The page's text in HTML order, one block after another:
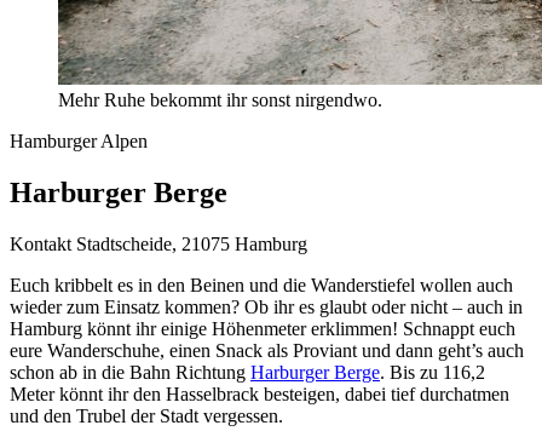
Mehr Ruhe bekommt ihr sonst nirgendwo.
Hamburger Alpen
Harburger Berge
Kontakt Stadtscheide, 21075 Hamburg
Euch kribbelt es in den Beinen und die Wanderstiefel wollen auch
wieder zum Einsatz kommen? Ob ihr es glaubt oder nicht – auch in
Hamburg könnt ihr einige Höhenmeter erklimmen! Schnappt euch
eure Wanderschuhe, einen Snack als Proviant und dann geht’s auch
schon ab in die Bahn Richtung Harburger Berge. Bis zu 116,2
Meter könnt ihr den Hasselbrack besteigen, dabei tief durchatmen
und den Trubel der Stadt vergessen.